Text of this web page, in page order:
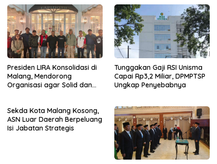
Presiden LIRA Konsolidasi di
Malang, Mendorong
Organisasi agar Solid dan
Tunggakan Gaji RSI Unisma
Capai Rp3,2 Miliar, DPMPTSP
Ungkap Penyebabnya
Sekda Kota Malang Kosong,
ASN Luar Daerah Berpeluang
Isi Jabatan Strategis